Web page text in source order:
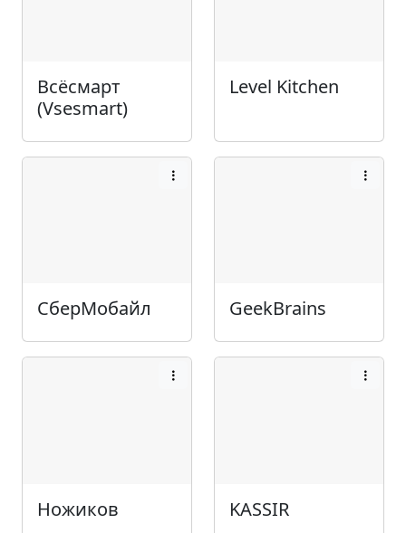
Всёсмарт
(Vsesmart)
Level Kitchen
СберМобайл GeekBrains
Ножиков KASSIR